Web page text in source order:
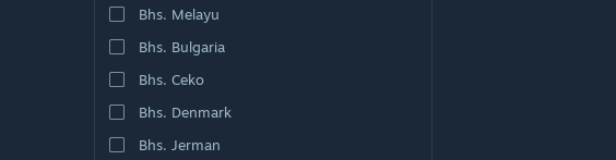
Bhs. Melayu
Bhs. Bulgaria
Bhs. Ceko
Bhs. Denmark
Bhs. Jerman